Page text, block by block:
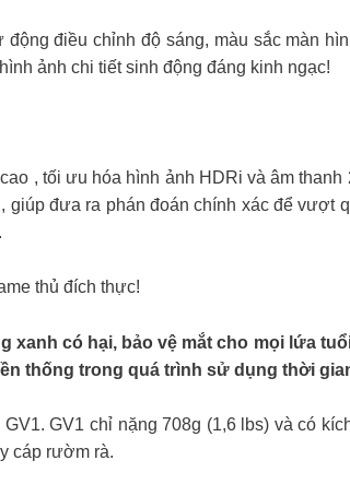
điều chỉnh độ sáng, màu sắc màn
ảnh chi tiết sinh động đáng kinh ngạc!
, tối ưu hóa hình ảnh HDRi và âm
đưa ra phán đoán chính xác để vượt
thủ đích thực!
xanh có hại, bảo vệ mắt cho mọi lứa
thống trong quá trình sử dụng thời
GV1 chỉ nặng 708g (1,6 lbs) và có
cáp rườm rà.